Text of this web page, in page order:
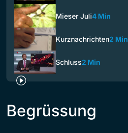
Mieser Juli4 Min
Kurznachrichten2 Min
Schluss2 Min
Begrüssung